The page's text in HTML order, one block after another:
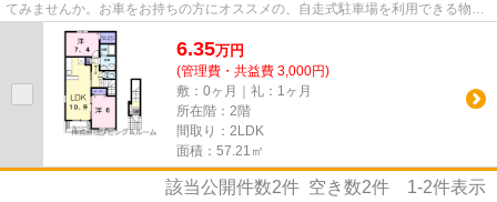
てみませんか。お車をお持ちの方にオススメの、自走式駐車場を利用できる物件
です。こちらの物件は築9年で...
6.35万円
(管理費・共益費 3,000円)
敷：0ヶ月｜礼：1ヶ月
所在階：2階
間取り：2LDK
面積：57.21㎡
該当公開件数2件 空き数2件 1-2件表示